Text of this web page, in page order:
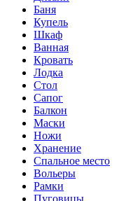
Баня
Купель
Шкаф
Ванная
Кровать
Лодка
Стол
Сапог
Балкон
Маски
Ножи
Хранение
Спальное место
Вольеры
Рамки